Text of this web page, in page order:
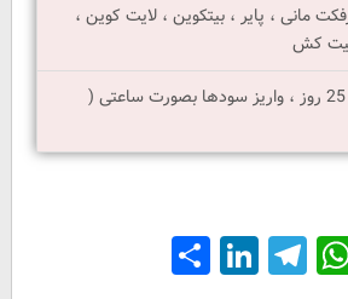
مانی ، پایر ، بیتکوین ، لایت کوین ،
بیت کش
پلنها : %5 روزانه برای 25 روز ، واریز سودها بصورت ساعتی (
WhatsApp
Telegram
LinkedIn
Share